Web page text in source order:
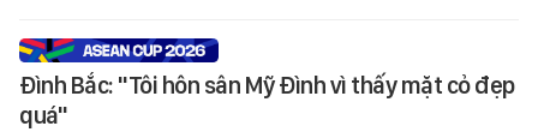
Đình Bắc: "Tôi hôn sân Mỹ Đình vì thấy mặt cỏ đẹp
quá"